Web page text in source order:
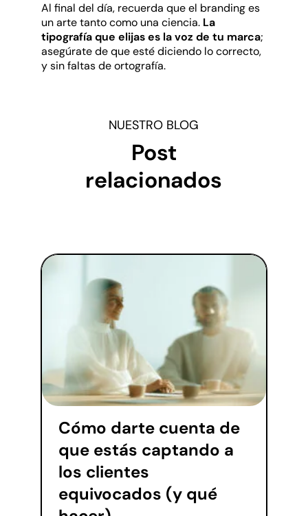
Al final del día, recuerda que el branding es
un arte tanto como una ciencia. La
tipografía que elijas es la voz de tu marca;
asegúrate de que esté diciendo lo correcto,
y sin faltas de ortografía.
NUESTRO BLOG
Post
relacionados
Cómo darte cuenta de
que estás captando a
los clientes
equivocados (y qué